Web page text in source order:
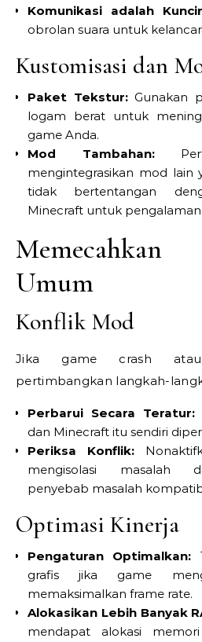
Komunikasi adalah
obrolan suara untuk
Kustomisasi dan
Paket Tekstur:Gunakan
logam berat untuk
game Anda.
Mod Tambahan:
mengintegrasikan mod lain
tidak bertentangan
Minecraft untuk
Umum
Konflik Mod
Jika game crash
pertimbangkan langkah-
Perbarui Secara Teratur:
dan Minecraft itu sendiri
Periksa Konflik:
mengisolasi masalah
penyebab masalah
Optimasi Kinerja
Pengaturan Optimalkan:
grafis jika game
memaksimalkan frame rate.
Alokasikan Lebih Banyak
mendapat alokasi